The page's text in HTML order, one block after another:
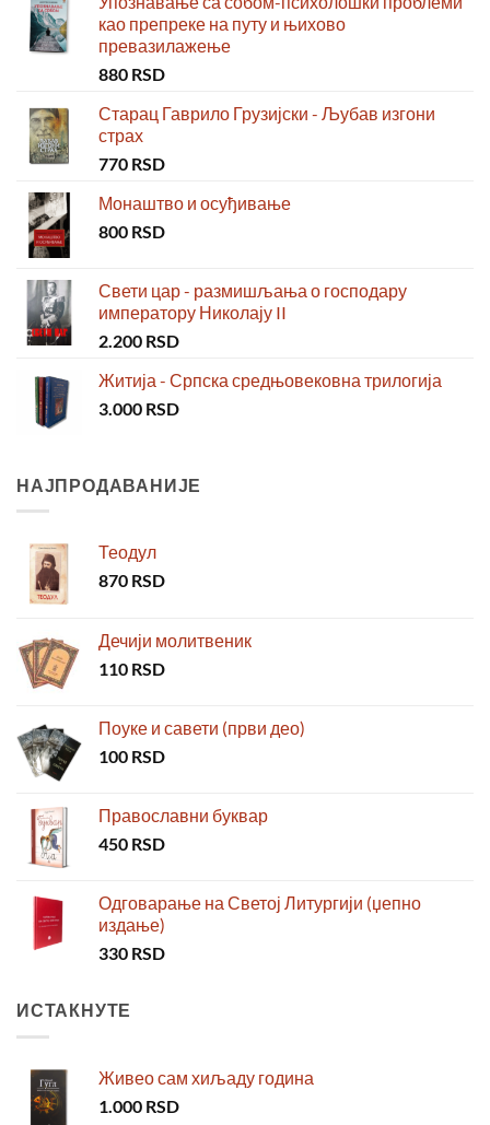
као препреке на путу и њихово
превазилажење
880 RSD
Старац Гаврило Грузијски - Љубав изгони
страх
770 RSD
Монаштво и осуђивање
800 RSD
Свети цар - размишљања о господару
императору Николају II
2.200 RSD
Житија - Српска средњовековна трилогија
3.000 RSD
НАЈПРОДАВАНИЈЕ
Теодул
870 RSD
Дечији молитвеник
110 RSD
Поуке и савети (први део)
100 RSD
Православни буквар
450 RSD
Одговарање на Светој Литургији (џепно
издање)
330 RSD
ИСТАКНУТЕ
Живео сам хиљаду година
1.000 RSD